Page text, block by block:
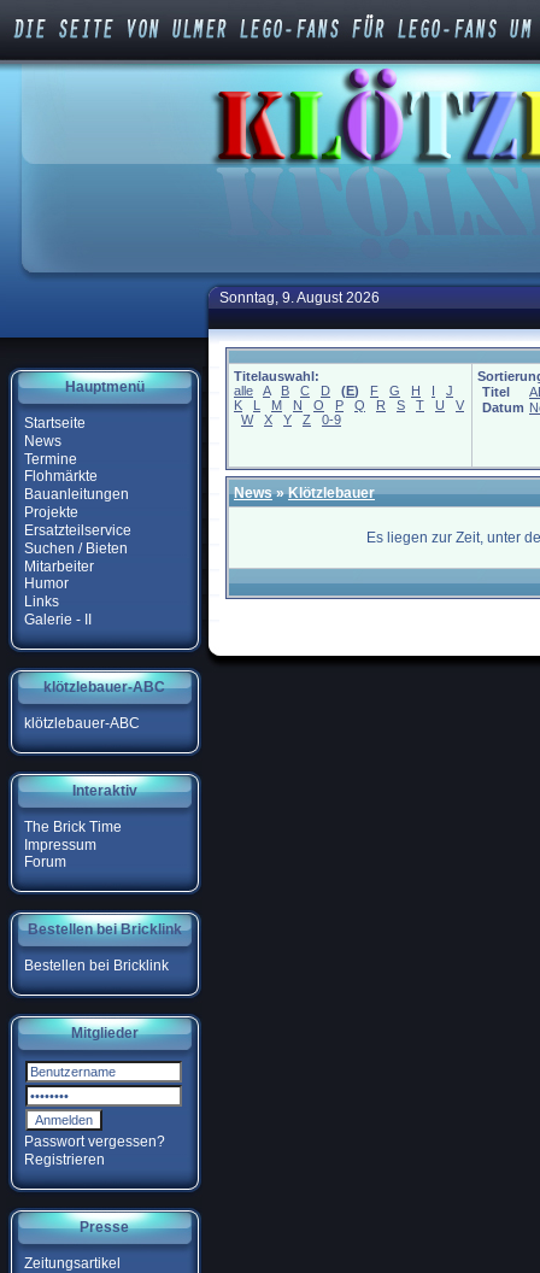
Hauptmenü
Startseite
News
Termine
Flohmärkte
Bauanleitungen
Projekte
Ersatzteilservice
Suchen / Bieten
Mitarbeiter
Humor
Links
Galerie - II
klötzlebauer-ABC
klötzlebauer-ABC
Interaktiv
The Brick Time
Impressum
Forum
Bestellen bei Bricklink
Bestellen bei Bricklink
Mitglieder
Passwort vergessen?
Registrieren
Presse
Zeitungsartikel
Sonntag, 9. August 2026
Titelauswahl:
alle
A B C D (E) F G H I
J
K
L M N O P Q R S T U
V
W
X Y Z 0-9
Titel
Datum
News»Klötzlebauer
Es liegen zur Zeit, unter